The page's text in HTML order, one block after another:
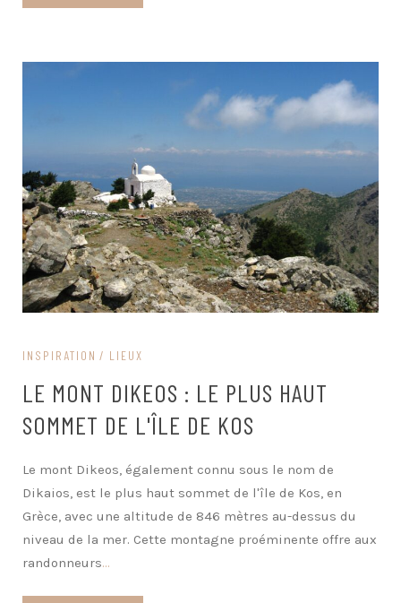
INSPIRATION LIEUX
LE MONT DIKEOS : LE PLUS HAUT
SOMMET DE L'ÎLE DE KOS
Le mont Dikeos, également connu sous le nom de
Dikaios, est le plus haut sommet de l'île de Kos, en
Grèce, avec une altitude de 846 mètres au-dessus du
niveau de la mer. Cette montagne proéminente offre aux
randonneurs...